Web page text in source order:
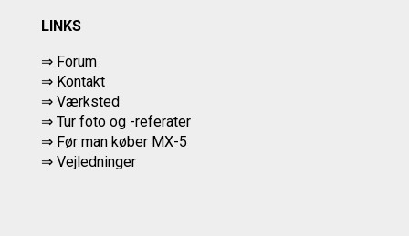
LINKS
⇒ Forum
⇒ Kontakt
⇒ Værksted
⇒ Tur foto og -referater
⇒ Før man køber MX-5
⇒ Vejledninger